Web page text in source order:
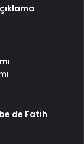
de Fatih